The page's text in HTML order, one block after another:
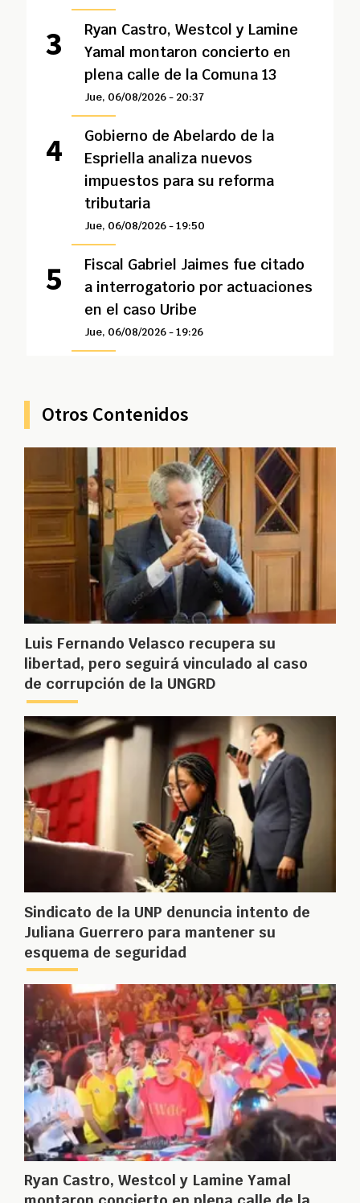
Ryan Castro, Westcol y Lamine
Yamal montaron concierto en
plena calle de la Comuna 13
Jue, 06/08/2026 - 20:37
Gobierno de Abelardo de la
Espriella analiza nuevos
impuestos para su reforma
tributaria
Jue, 06/08/2026 - 19:50
Fiscal Gabriel Jaimes fue citado
a interrogatorio por actuaciones
en el caso Uribe
Jue, 06/08/2026 - 19:26
Otros Contenidos
Luis Fernando Velasco recupera su
libertad, pero seguirá vinculado al caso
de corrupción de la UNGRD
Sindicato de la UNP denuncia intento de
Juliana Guerrero para mantener su
esquema de seguridad
Ryan Castro, Westcol y Lamine Yamal